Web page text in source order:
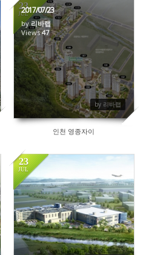
23
JUL
by 리바랩
2017/07/23
by 리바랩
Views47
인천 영종자이
23
JUL
111